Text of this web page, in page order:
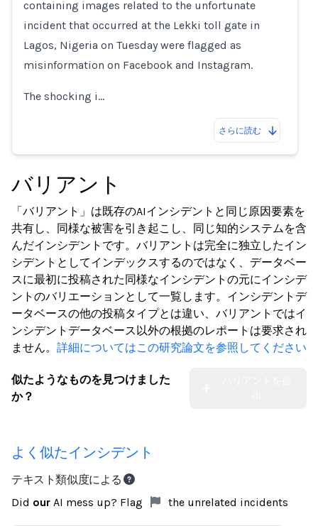
containing images related to the unfortunate
incident that occurred at the Lekki toll gate in
Lagos, Nigeria on Tuesday were flagged as
misinformation on Facebook and Instagram.
The shocking i…
さらに読む
バリアント
「バリアント」は既存のAIインシデントと同じ原因要素を
共有し、同様な被害を引き起こし、同じ知的システムを含
んだインシデントです。バリアントは完全に独立したイン
シデントとしてインデックスするのではなく、データベー
スに最初に投稿された同様なインシデントの元にインシデ
ントのバリエーションとして一覧します。インシデントデ
ータベースの他の投稿タイプとは違い、バリアントではイ
ンシデントデータベース以外の根拠のレポートは要求され
ません。 詳細についてはこの研究論文を参照してください
似たようなものを見つけました
か？
よく似たインシデント
テキスト類似度による
Did our AI mess up? Flag the unrelated incidents